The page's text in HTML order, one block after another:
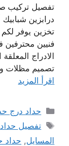
تفصيل تركيب
درابزين
تخزين يوفر
فنيين محترفين
الادراج
تصميم مظلات
اقرأ المزيد
التصنيفات
حداد درج
الوسوم
تفصيل
المسايل, حداد